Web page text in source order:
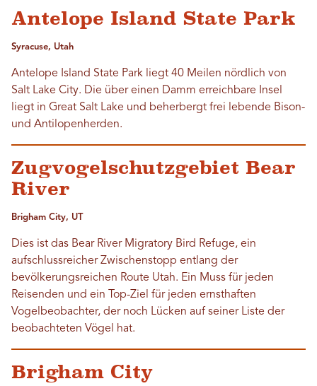
Antelope Island State Park
Syracuse, Utah
Antelope Island State Park liegt 40 Meilen nördlich von
Salt Lake City. Die über einen Damm erreichbare Insel
liegt in Great Salt Lake und beherbergt frei lebende Bison-
und Antilopenherden.
Zugvogelschutzgebiet Bear
River
Brigham City, UT
Dies ist das Bear River Migratory Bird Refuge, ein
aufschlussreicher Zwischenstopp entlang der
bevölkerungsreichen Route Utah. Ein Muss für jeden
Reisenden und ein Top-Ziel für jeden ernsthaften
Vogelbeobachter, der noch Lücken auf seiner Liste der
beobachteten Vögel hat.
Brigham City